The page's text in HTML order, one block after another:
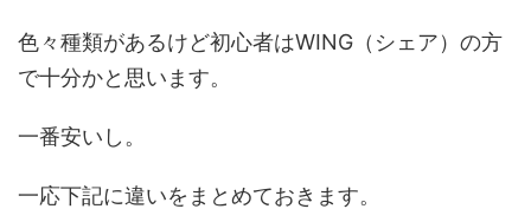
色々種類があるけど初心者はWING（シェア）の方
で十分かと思います。
一番安いし。
一応下記に違いをまとめておきます。